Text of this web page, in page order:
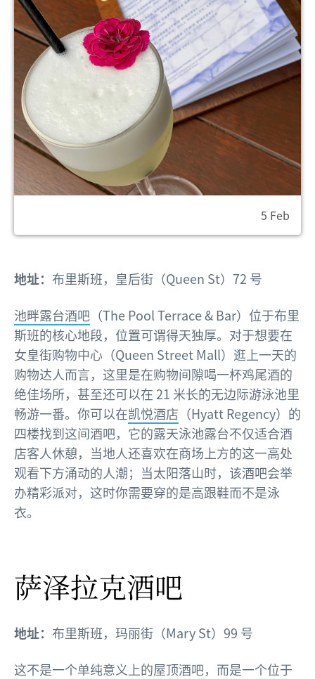
5 Feb
地址： 布里斯班，皇后街（Queen St）72 号
池畔露台酒吧 （The Pool Terrace & Bar）位于布里
斯班的核心地段，位置可谓得天独厚。对于想要在
女皇街购物中心（Queen Street Mall）逛上一天的
购物达人而言，这里是在购物间隙喝一杯鸡尾酒的
绝佳场所，甚至还可以在 21 米长的无边际游泳池里
畅游一番。你可以在凯悦酒店 （Hyatt Regency）的
四楼找到这间酒吧，它的露天泳池露台不仅适合酒
店客人休憩，当地人还喜欢在商场上方的这一高处
观看下方涌动的人潮；当太阳落山时，该酒吧会举
办精彩派对，这时你需要穿的是高跟鞋而不是泳
衣。
萨泽拉克酒吧
地址： 布里斯班，玛丽街（Mary St）99 号
这不是一个单纯意义上的屋顶酒吧，而是一个位于